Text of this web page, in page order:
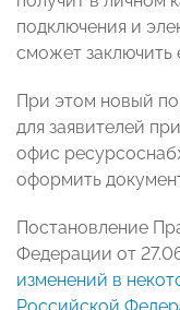
подключения и
сможет заключить
При этом новый
для заявителей
офис
оформить
Постановление
Федерации от
изменений в